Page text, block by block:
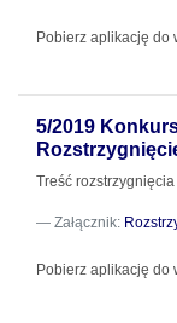
Pobierz aplikację do
5/2019
Treść rozstrzygnięcia
Załącznik:
Pobierz aplikację do